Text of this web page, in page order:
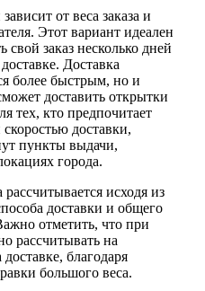
от веса заказа и
Этот вариант идеален
свой заказ несколько дней
Доставка
более быстрым, но и
доставить открытки
тех, кто предпочитает
доставки,
пункты выдачи,
города.
исходя из
доставки и общего
отметить, что при
рассчитывать на
благодаря
большого веса.